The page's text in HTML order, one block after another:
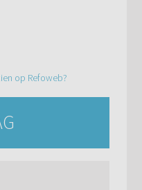
op Refoweb?